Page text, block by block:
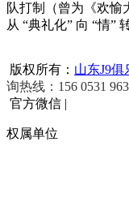
队打制（曾为《欢愉
从 “典礼化” 向 “情”
版权所有： 山东J9俱
询热线：156 0531
官方微信 |
权属单位